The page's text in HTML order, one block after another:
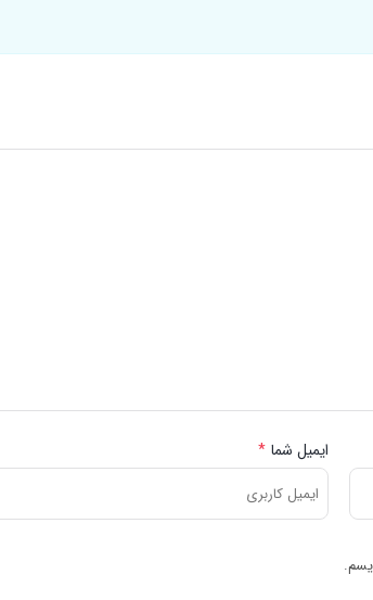
ایمیل شما *